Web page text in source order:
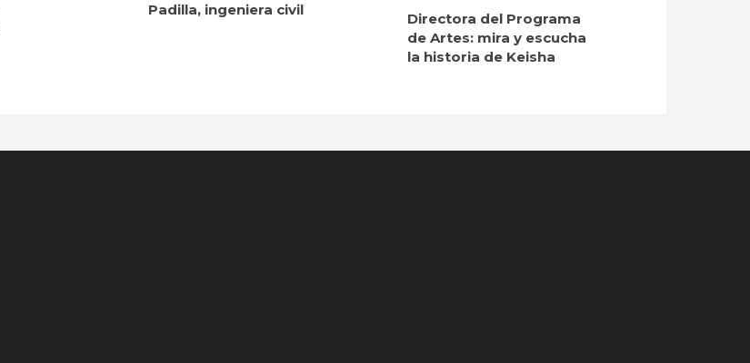
Padilla, ingeniera civil
Directora del Programa
de Artes: mira y escucha
la historia de Keisha